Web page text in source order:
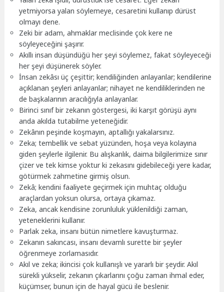
yetmiyorsa yalan söylemeye, cesaretini kullanıp dürüst
olmayı dene.
Zeki bir adam, ahmaklar meclisinde çok kere ne
söyleyeceğini şaşırır.
Akıllı insan düşündüğü her şeyi söylemez, fakat söyleyeceği
her şeyi düşünerek söyler.
İnsan zekâsı üç çeşittir; kendiliğinden anlayanlar; kendilerine
açıklanan şeyleri anlayanlar; nihayet ne kendiliklerinden ne
de başkalarının aracılığıyla anlayanlar.
Birinci sınıf bir zekanın göstergesi, iki karşıt görüşü aynı
anda akılda tutabilme yeteneğidir.
Zekânın peşinde koşmayın, aptallığı yakalarsınız.
Zeka; tembellik ve sebat yüzünden, hoşa veya kolayına
giden şeylerle ilgilenir. Bu alışkanlık, daima bilgilerimize sınır
çizer ve tek kimse yoktur ki zekasını gidebileceği yere kadar,
götürmek zahmetine girmiş olsun.
Zekâ; kendini faaliyete geçirmek için muhtaç olduğu
araçlardan yoksun olursa, ortaya çıkamaz.
Zeka, ancak kendisine zorunluluk yüklenildiği zaman,
yeteneklerini kullanır.
Parlak zeka, insanı bütün nimetlere kavuşturmaz.
Zekanın sakıncası, insanı devamlı surette bir şeyler
öğrenmeye zorlamasıdır.
Akıl ve zeka; ikincisi çok kullanışlı ve yararlı bir şeydir. Akıl
sürekli yükselir, zekanın çıkarlarını çoğu zaman ihmal eder,
küçümser, bunun için de hayal gücü ile beslenir.